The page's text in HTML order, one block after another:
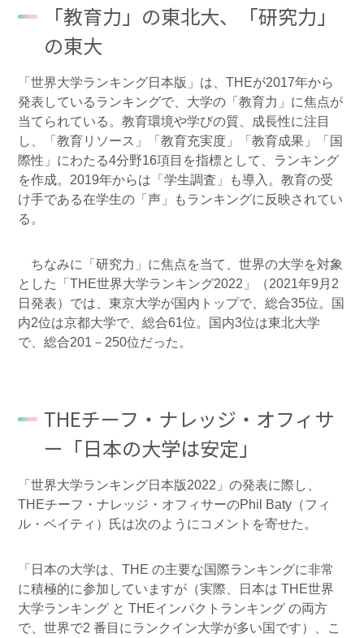
「教育力」の東北大、「研究力」
の東大
「世界大学ランキング日本版」は、THEが2017年から
発表しているランキングで、大学の「教育力」に焦点が
当てられている。教育環境や学びの質、成長性に注目
し、「教育リソース」「教育充実度」「教育成果」「国
際性」にわたる4分野16項目を指標として、ランキング
を作成。2019年からは「学生調査」も導入。教育の受
け手である在学生の「声」もランキングに反映されてい
る。
ちなみに「研究力」に焦点を当て、世界の大学を対象
とした「THE世界大学ランキング2022」（2021年9月2
日発表）では、東京大学が国内トップで、総合35位。国
内2位は京都大学で、総合61位。国内3位は東北大学
で、総合201－250位だった。
THEチーフ・ナレッジ・オフィサ
ー「日本の大学は安定」
「世界大学ランキング日本版2022」の発表に際し、
THEチーフ・ナレッジ・オフィサーのPhil Baty（フィ
ル・ベイティ）氏は次のようにコメントを寄せた。
「日本の大学は、THE の主要な国際ランキングに非常
に積極的に参加していますが（実際、日本は THE世界
大学ランキング と THEインパクトランキング の両方
で、世界で2 番目にランクイン大学が多い国です）、こ